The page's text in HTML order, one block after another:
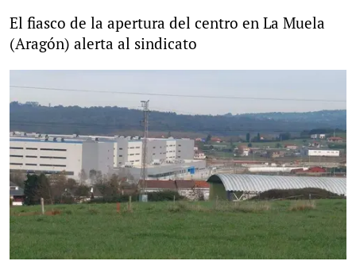
El fiasco de la apertura del centro en La Muela
(Aragón) alerta al sindicato